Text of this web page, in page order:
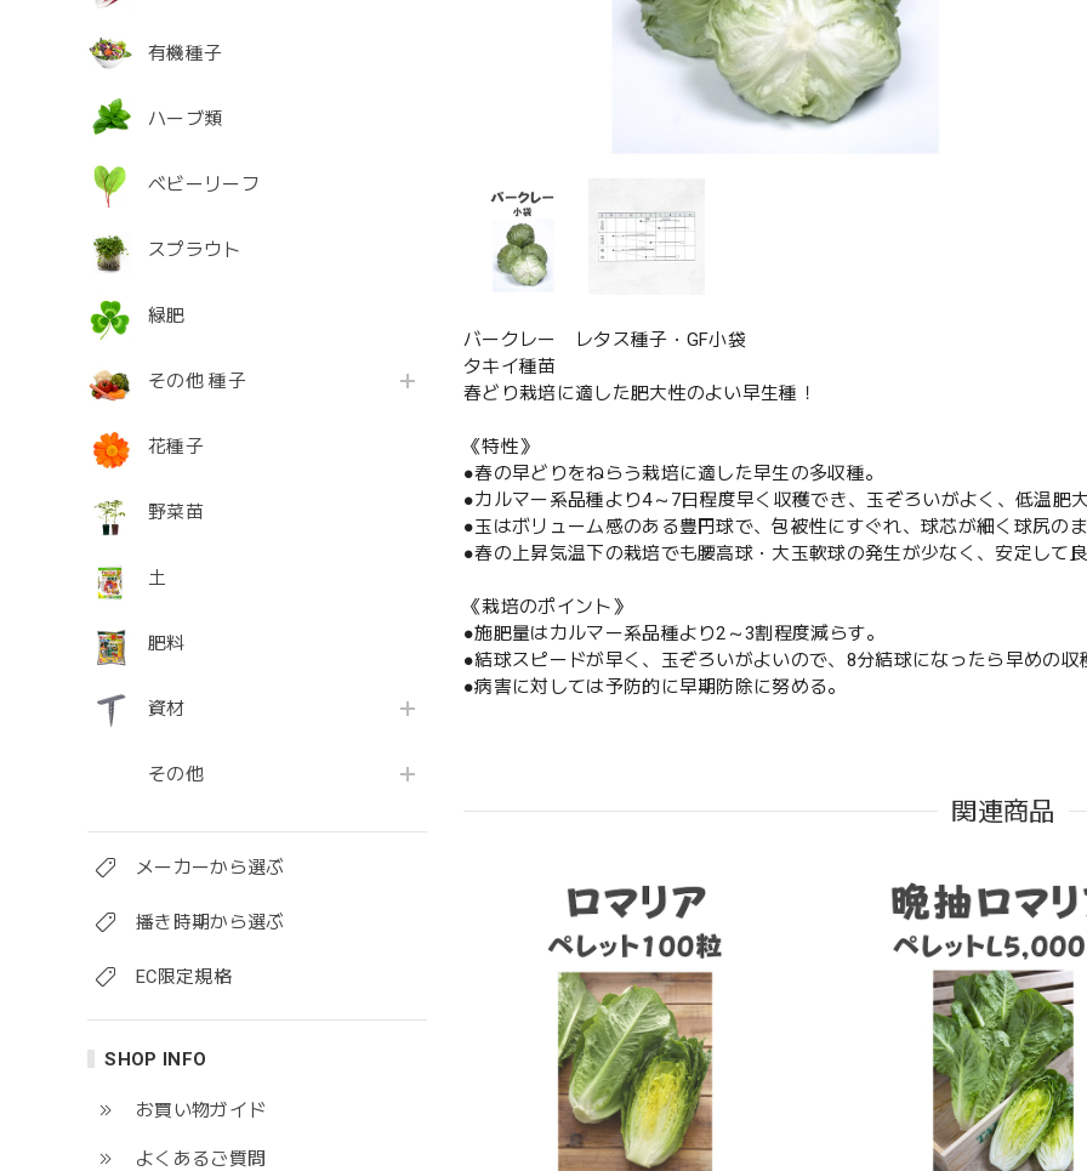
有機種子
ハーブ類
ベビーリーフ
スプラウト
緑肥
その他 種子
花種子
野菜苗
土
肥料
資材
その他
メーカーから選ぶ
播き時期から選ぶ
EC限定規格
SHOP INFO
お買い物ガイド
よくあるご質問
バークレー レタス種子・GF小袋
タキイ種苗
春どり栽培に適した肥大性のよい早生種！
《特性》
●春の早どりをねらう栽培に適した早生の多収種。
●カルマー系品種より4～7日程度早く収穫でき、玉ぞろいがよく、低温肥
●玉はボリューム感のある豊円球で、包被性にすぐれ、球芯が細く球尻の
●春の上昇気温下の栽培でも腰高球・大玉軟球の発生が少なく、安定して
《栽培のポイント》
●施肥量はカルマー系品種より2～3割程度減らす。
●結球スピードが早く、玉ぞろいがよいので、8分結球になったら早めの収
●病害に対しては予防的に早期防除に努める。
関連商品